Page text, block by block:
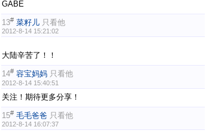
GABE
13# 菜籽儿 只看他
2012-8-14 15:21:02
大陆辛苦了！！
14# 容宝妈妈 只看他
2012-8-14 15:40:51
关注！期待更多分享！
15# 毛毛爸爸 只看他
2012-8-14 16:07:37